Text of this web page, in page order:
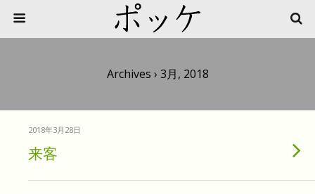
Archives › 3月, 2018
2018年3月28日
来客